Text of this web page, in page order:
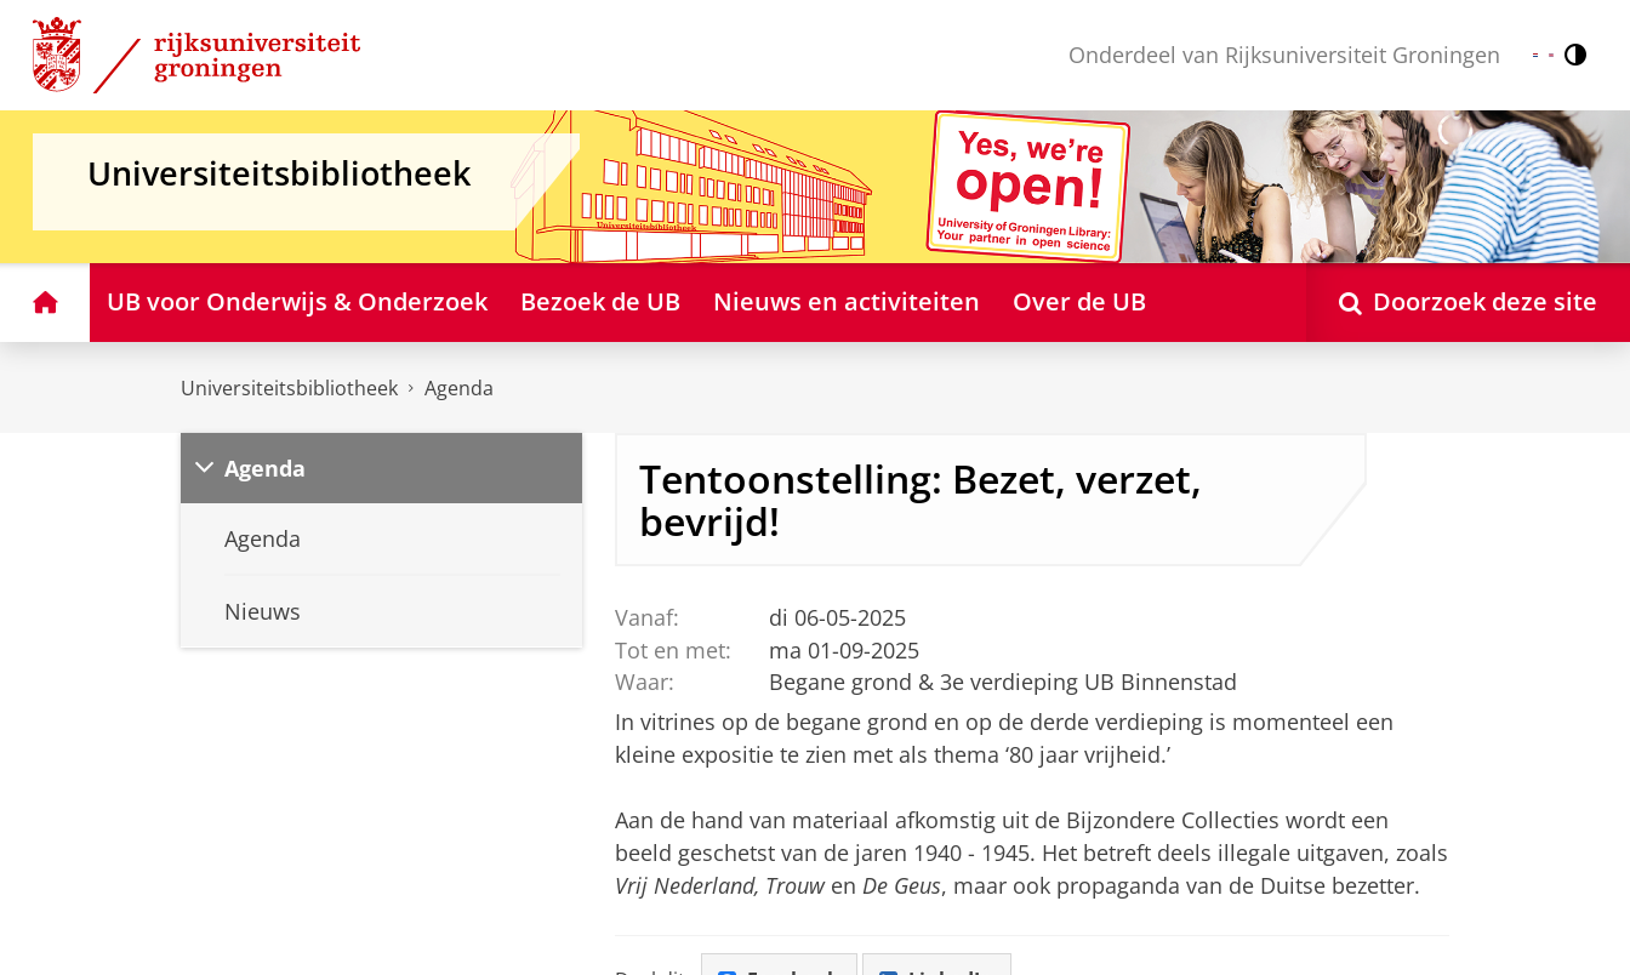
Skip
Content
Skip
Navigation
Onderdeel van Rijksuniversiteit Groningen Nederlands
English
Universiteitsbibliotheek
HomeUB voor Onderwijs & Onderzoek Bezoek de UB Nieuws en activiteiten Over de UB Doorzoek deze site
Universiteitsbibliotheek Agenda
Agenda
Agenda
Nieuws
Tentoonstelling: Bezet, verzet,
bevrijd!
Vanaf:
di 06-05-2025
Tot en met:
ma 01-09-2025
Waar:
Begane grond & 3e verdieping UB Binnenstad
In vitrines op de begane grond en op de derde verdieping is momenteel een
kleine expositie te zien met als thema ‘80 jaar vrijheid.’
Aan de hand van materiaal afkomstig uit de Bijzondere Collecties wordt een
beeld geschetst van de jaren 1940 - 1945. Het betreft deels illegale uitgaven, zoals
Vrij Nederland, Trouw en De Geus, maar ook propaganda van de Duitse bezetter.